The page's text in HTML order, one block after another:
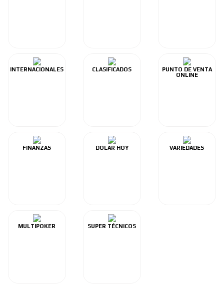
INTERNACIONALES CLASIFICADOS
PUNTO DE VENTA
ONLINE
FINANZAS DOLAR HOY VARIEDADES
MULTIPOKER SUPER TÉCNICOS